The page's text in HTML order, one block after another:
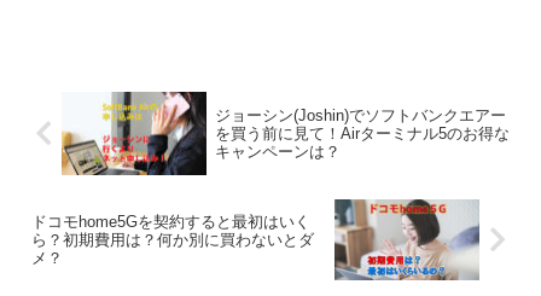
ジョーシン(Joshin)でソフトバンクエアー
を買う前に見て！Airターミナル5のお得な
キャンペーンは？
ドコモhome5Gを契約すると最初はいく
ら？初期費用は？何か別に買わないとダ
メ？